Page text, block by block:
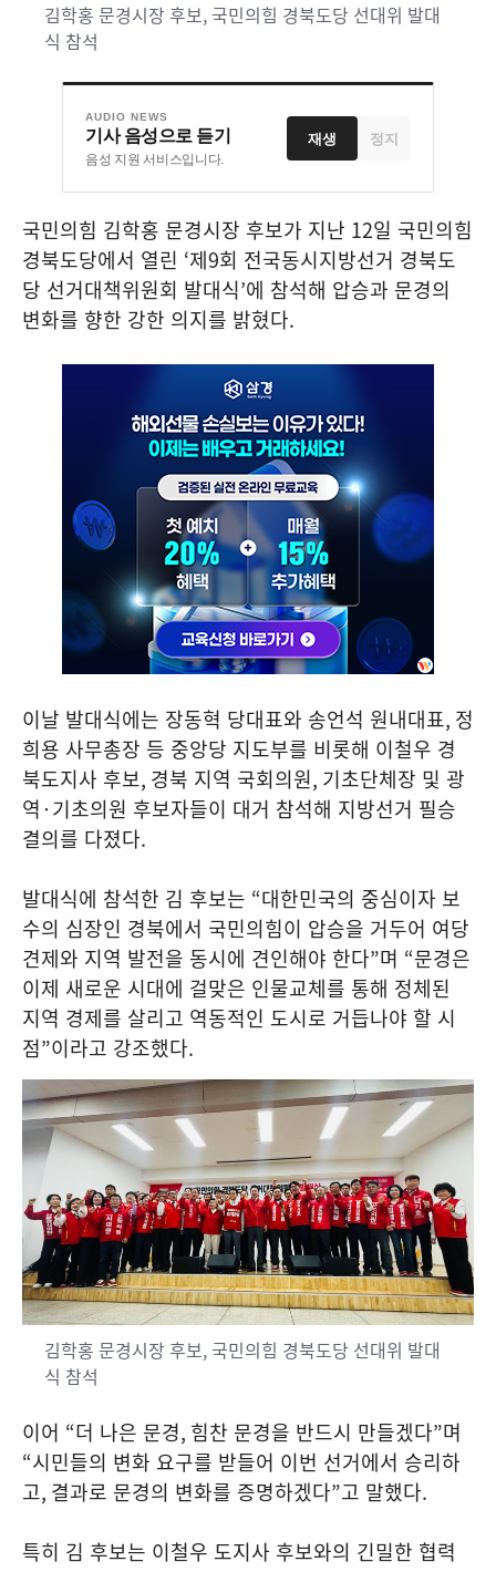
김학홍 문경시장 후보, 국민의힘 경북도당 선대위 발대
식 참석
AUDIO NEWS
기사 음성으로 듣기
음성 지원 서비스입니다.
재생 정지
국민의힘 김학홍 문경시장 후보가 지난 12일 국민의힘
경북도당에서 열린 ‘제9회 전국동시지방선거 경북도
당 선거대책위원회 발대식’에 참석해 압승과 문경의
변화를 향한 강한 의지를 밝혔다.
이날 발대식에는 장동혁 당대표와 송언석 원내대표, 정
희용 사무총장 등 중앙당 지도부를 비롯해 이철우 경
북도지사 후보, 경북 지역 국회의원, 기초단체장 및 광
역·기초의원 후보자들이 대거 참석해 지방선거 필승
결의를 다졌다.
발대식에 참석한 김 후보는 “대한민국의 중심이자 보
수의 심장인 경북에서 국민의힘이 압승을 거두어 여당
견제와 지역 발전을 동시에 견인해야 한다”며 “문경은
이제 새로운 시대에 걸맞은 인물교체를 통해 정체된
지역 경제를 살리고 역동적인 도시로 거듭나야 할 시
점”이라고 강조했다.
김학홍 문경시장 후보, 국민의힘 경북도당 선대위 발대
식 참석
이어 “더 나은 문경, 힘찬 문경을 반드시 만들겠다”며
“시민들의 변화 요구를 받들어 이번 선거에서 승리하
고, 결과로 문경의 변화를 증명하겠다”고 말했다.
특히 김 후보는 이철우 도지사 후보와의 긴밀한 협력